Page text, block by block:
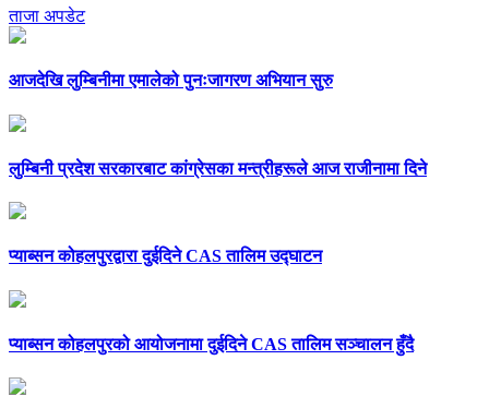
ताजा अपडेट
आजदेखि लुम्बिनीमा एमालेको पुनःजागरण अभियान सुरु
लुम्बिनी प्रदेश सरकारबाट कांग्रेसका मन्त्रीहरूले आज राजीनामा दिने
प्याब्सन कोहलपुरद्वारा दुईदिने CAS तालिम उद्घाटन
प्याब्सन कोहलपुरको आयोजनामा दुईदिने CAS तालिम सञ्चालन हुँदै